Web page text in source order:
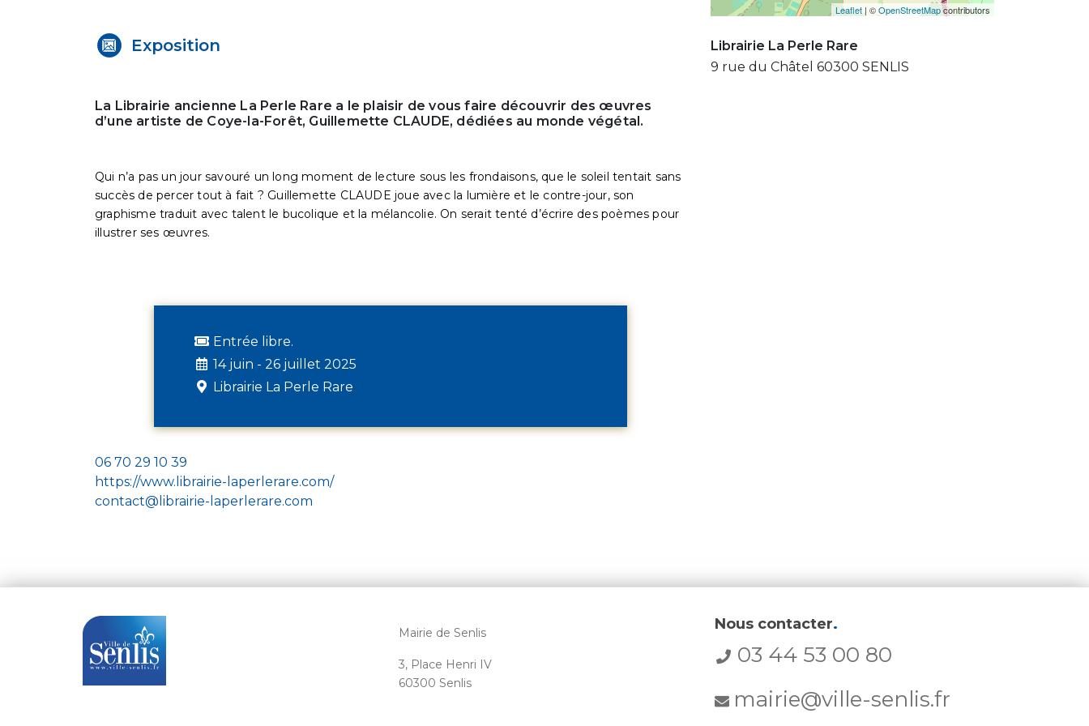
Leaflet| ©OpenStreetMapcontributors
Librairie La Perle Rare
9 rue du Châtel 60300 SENLIS
Exposition
La Librairie ancienne La Perle Rare a le plaisir de vous faire découvrir des œuvres
d’une artiste de Coye-la-Forêt, Guillemette CLAUDE, dédiées au monde végétal.
Qui n’a pas un jour savouré un long moment de lecture sous les frondaisons, que le soleil tentait sans
succès de percer tout à fait ? Guillemette CLAUDE joue avec la lumière et le contre-jour, son
graphisme traduit avec talent le bucolique et la mélancolie. On serait tenté d’écrire des poèmes pour
illustrer ses œuvres.
Entrée libre.
14 juin - 26 juillet 2025
Librairie La Perle Rare
06 70 29 10 39
https://www.librairie-laperlerare.com/
contact@librairie-laperlerare.com
Mairie de Senlis
3, Place Henri IV
60300 Senlis
Nous contacter.
03 44 53 00 80
mairie@ville-senlis.fr